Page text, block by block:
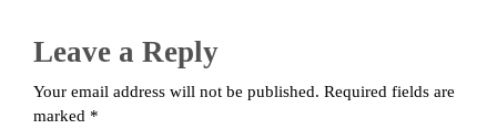
Leave a Reply
Your email address will not be published. Required fields are
marked *